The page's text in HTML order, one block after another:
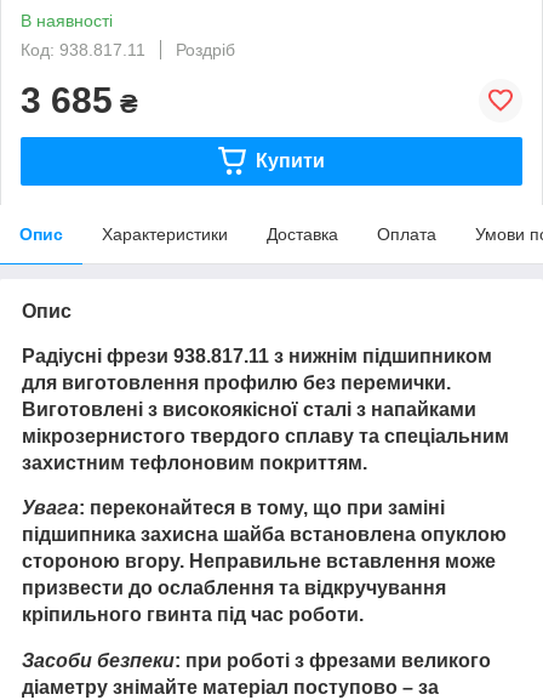
В наявності
Код: 938.817.11
Роздріб
3 685 ₴
Купити
Опис Характеристики Доставка Оплата Умови
Опис
Радіусні фрези 938.817.11 з нижнім підшипником
для виготовлення профилю без перемички.
Виготовлені з високоякісної сталі з напайками
мікрозернистого твердого сплаву та спеціальним
захистним тефлоновим покриттям.
Увага: переконайтеся в тому, що при заміні
підшипника захисна шайба встановлена опуклою
стороною вгору. Неправильне вставлення може
призвести до ослаблення та відкручування
кріпильного гвинта під час роботи.
Засоби безпеки: при роботі з фрезами великого
діаметру знімайте матеріал поступово – за